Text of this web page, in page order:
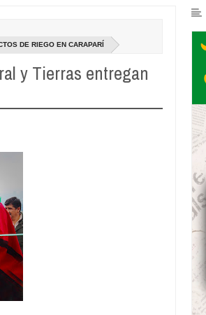
DE RIEGO EN CARAPARÍ
y Tierras entregan